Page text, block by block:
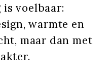
voelbaar:
warmte en
maar dan met